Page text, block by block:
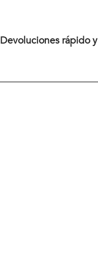
Devoluciones rápido